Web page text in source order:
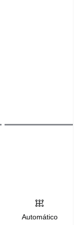
Automático